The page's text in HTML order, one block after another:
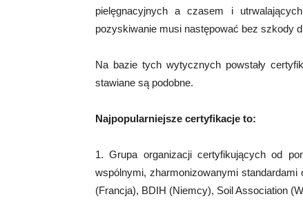
pielęgnacyjnych a czasem i
pozyskiwanie musi następować bez szkody
Na bazie tych wytycznych powstały
stawiane są podobne.
Najpopularniejsze certyfikacje to:
1. Grupa organizacji certyfikujących od
wspólnymi, zharmonizowanymi standardami
(Francja), BDIH (Niemcy), Soil Association